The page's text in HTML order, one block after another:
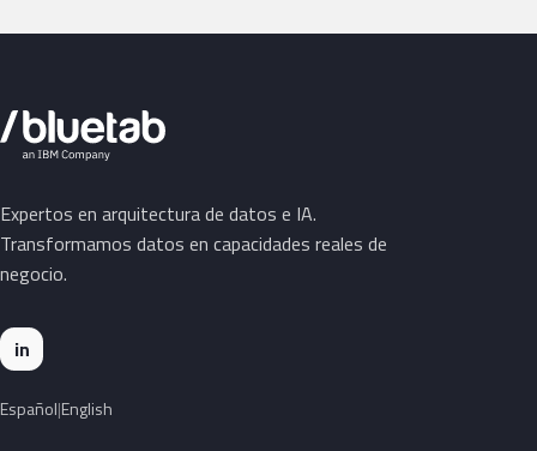
Expertos en arquitectura de datos e IA.
Transformamos datos en capacidades reales de
negocio.
in
Español English